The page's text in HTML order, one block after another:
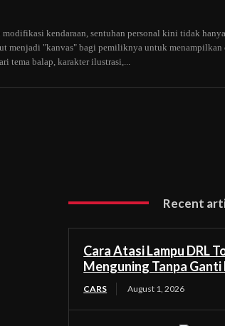
kendaraan, sentuhan personal kini tidak
menjadi "kanvas" bagi pemiliknya untuk menampilkan
tema balap, karakter ilustrasi,...
Recent
Cara Atasi Lampu DRL
Menguning Tanpa Ganti
CARS August 1, 2026